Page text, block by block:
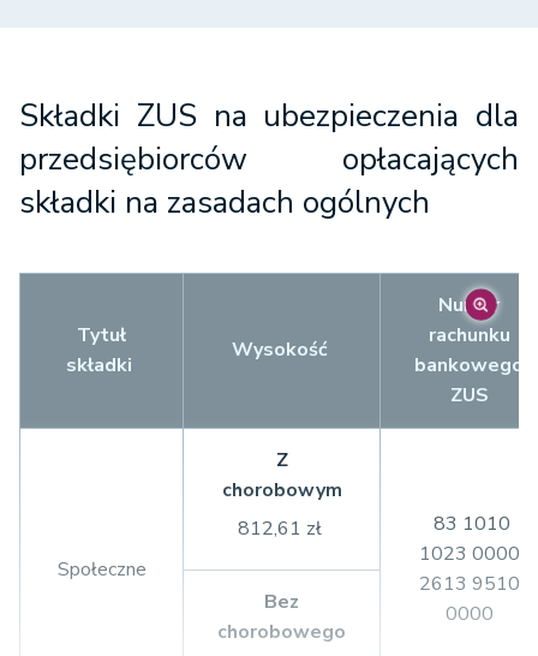
Składki ZUS na ubezpieczenia dla
przedsiębiorców opłacających
składki na zasadach ogólnych
Tytuł
składki
Wysokość
Numer
rachunku
bankowego
ZUS
Społeczne
Z
chorobowym
812,61 zł
83 1010
1023 0000
2613 9510
0000
Bez
chorobowego